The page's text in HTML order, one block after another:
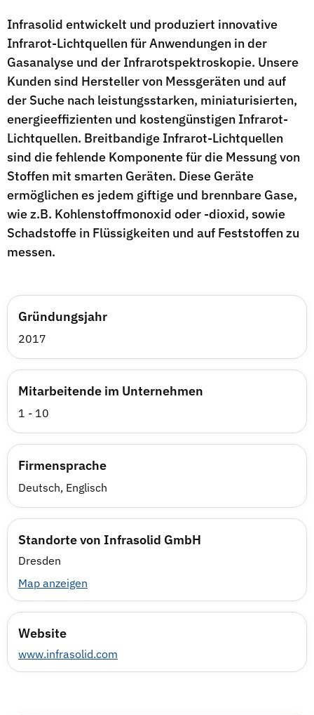
Infrasolid entwickelt und produziert innovative
Infrarot-Lichtquellen für Anwendungen in der
Gasanalyse und der Infrarotspektroskopie. Unsere
Kunden sind Hersteller von Messgeräten und auf
der Suche nach leistungsstarken, miniaturisierten,
energieeffizienten und kostengünstigen Infrarot-
Lichtquellen. Breitbandige Infrarot-Lichtquellen
sind die fehlende Komponente für die Messung von
Stoffen mit smarten Geräten. Diese Geräte
ermöglichen es jedem giftige und brennbare Gase,
wie z.B. Kohlenstoffmonoxid oder -dioxid, sowie
Schadstoffe in Flüssigkeiten und auf Feststoffen zu
messen.
Gründungsjahr
2017
Mitarbeitende im Unternehmen
1 - 10
Firmensprache
Deutsch, Englisch
Standorte von Infrasolid GmbH
Dresden
Map anzeigen
Website
www.infrasolid.com